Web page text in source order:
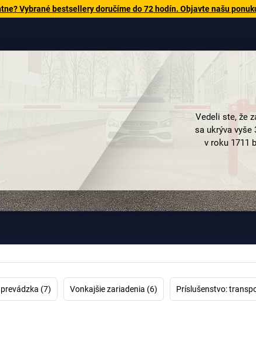
Vybrané bestsellery doručíme do 72 hodín. Objavte našu
Vedeli ste, že
sa ukrýva vyše
v roku 1711
južnom
je spoločnosť
mnohých
ktoré výzvy
ako
zástavy
poletovať
Žiaden
(7) Vonkajšie zariadenia (6) Príslušenstvo: